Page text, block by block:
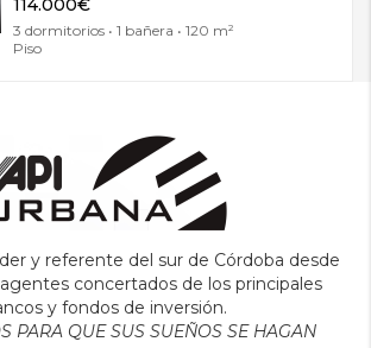
114.000€
3 dormitorios • 1 bañera • 120 m²
Piso
y referente del sur de Córdoba desde
concertados de los principales
y fondos de inversión.
PARA QUE SUS SUEÑOS SE HAGAN